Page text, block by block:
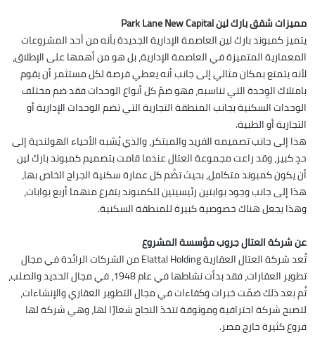
مميزات شقق بارك لين Park Lane New Capital
يتميز كمبوند بارك لين العاصمة الإدارية الجديدة بأنه من أحد المشروعات
المعمارية المتميزة في العاصمة الإدارية، بل هو من أهمها على الإطلاق،
لأنه يتمتع بمكان مثالي إلى جانب أنه يعطي فرصة لكل مستثمر أن يقوم
بامتلاك الوِحدة التي تناسبه، فهو ضمّ كل أنواع الوحدات فقد ضم مختلف
الوحدات السكنية بجانب المنطقة التجارية التي تضم الوحدات الإدارية أو
التجارية أو الطبية.
هذا إلى جانب تصميمه الفريد والمبتكر، والذي يُشبه الأحياء الهولندية إلى
حدٍ كبير، وقد راعت مجموعة العتال عندما قامت بتصميم كمبوند بارك لين
أن يكون كمبوند متكامل، بحيث تضُم كل عمارة سكنية الجراج الخاص بها،
هذا إلى جانب وجود بوابتين رئيسيتين للكمبوند يتفرع منهما أربع بوابات،
وهذا يجعل هناك خصوصية كبيرة للمنطقة السكنية.
عن شركة العتال جروب مؤسسة المشروع
تُعد شركة العتال العقارية Elattal Holding من الشركات الرائدة في مجال
تطوير العقارات، فقد بدأت نشاطها في عام 1948، في مجال الحديد والصلب،
ثُم بعد ذلك ضمّت خبرات وكفاءات في مجال التطوير العقاري والإنشاءات،
لتصبح شركة احترافية وموثوقة تتخذ النجاح شعارًا لها، وهي شركة لها
فروع كثيرة خارج مصر.